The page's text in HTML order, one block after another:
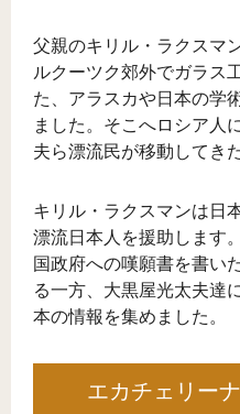
父親のキリル・ラクスマ
ルクーツク郊外でガラス
た、アラスカや日本の学
ました。そこへロシア人
夫ら漂流民が移動してき
キリル・ラクスマンは日
漂流日本人を援助します
国政府への嘆願書を書い
る一方、大黒屋光太夫達
本の情報を集めました。
エカチェリー